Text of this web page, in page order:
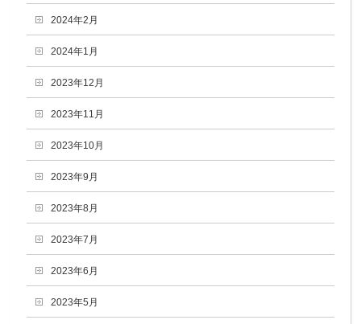
2024年2月
2024年1月
2023年12月
2023年11月
2023年10月
2023年9月
2023年8月
2023年7月
2023年6月
2023年5月